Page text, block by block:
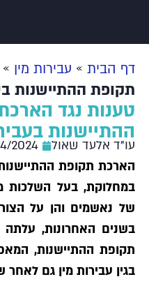
דף הבית » עבירות מין »
תקופת ההתיישנות
טענות נגד
ההתיישנות
עו"ד אלעד שאול
2024
הארכת תקופת
במחלוקת, בעל השלכות
של נאשמים והן על
בשנים האחרונות,
תקופת ההתיישנות,
בגין עבירות מין גם לאחר